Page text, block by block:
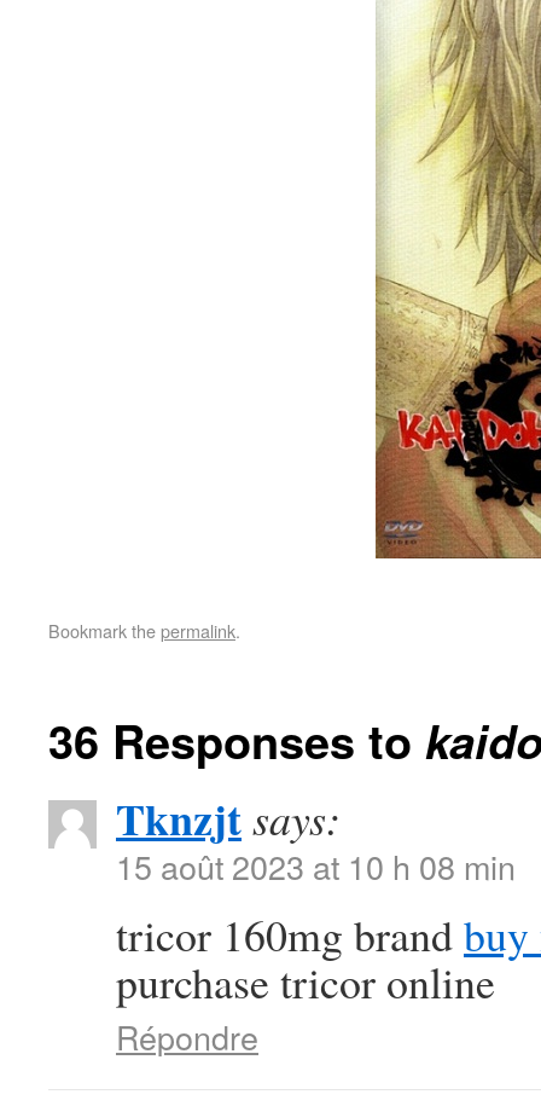
Bookmark thepermalink.
36 Responses to
Tknzjtsays:
15 août 2023 at 10 h 08 min
tricor 160mg brandbuy
purchase tricor online
Répondre